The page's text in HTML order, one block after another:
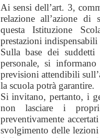
Ai sensi dell’art. 3,
relazione all’azione di
questa Istituzione
prestazioni
Sulla base dei
personale, si
previsioni attendibili
la scuola potrà garantire.
Si invitano, pertanto, i
non lasciare i propri
preventivamente
svolgimento delle